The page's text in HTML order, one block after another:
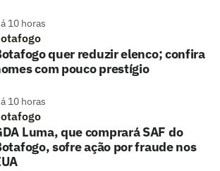
10 horas
quer reduzir elenco; confira
com pouco prestígio
10 horas
Luma, que comprará SAF do
sofre ação por fraude nos